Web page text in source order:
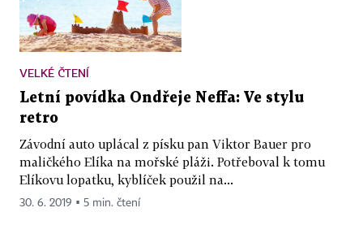
VELKÉ ČTENÍ
Letní povídka Ondřeje Neffa: Ve stylu
retro
Závodní auto uplácal z písku pan Viktor Bauer pro
maličkého Elíka na mořské pláži. Potřeboval k tomu
Elíkovu lopatku, kyblíček použil na...
30. 6. 2019 ▪ 5 min. čtení